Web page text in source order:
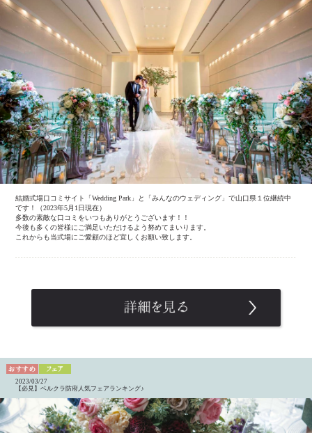
結婚式場口コミサイト「Wedding Park」と「みんなのウェディング」で山口県１位継続中
です！（2023年5月1日現在）
多数の素敵な口コミをいつもありがとうございます！！
今後も多くの皆様にご満足いただけるよう努めてまいります。
これからも当式場にご愛顧のほど宜しくお願い致します。
2023/03/27
【必見】ベルクラ防府人気フェアランキング♪